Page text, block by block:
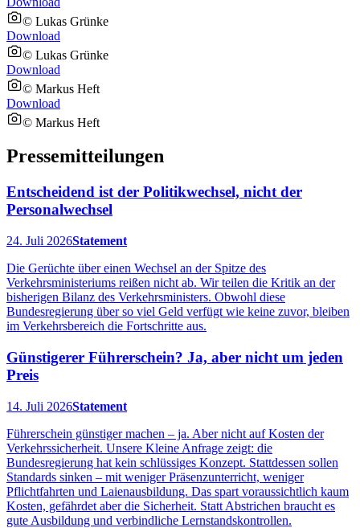
© Lukas Grünke
Download
© Lukas Grünke
Download
© Markus Heft
Download
© Markus Heft
Pressemitteilungen
Entscheidend ist der Politikwechsel, nicht der
Personalwechsel
24. Juli 2026Statement
Die Gerüchte über einen Wechsel an der Spitze des
Verkehrsministeriums reißen nicht ab. Wir teilen die Kritik an der
bisherigen Bilanz des Verkehrsministers. Obwohl diese
Bundesregierung über so viel Geld verfügt wie keine zuvor, bleiben
im Verkehrsbereich die Fortschritte aus.
Günstigerer Führerschein? Ja, aber nicht um jeden
Preis
14. Juli 2026Statement
Führerschein günstiger machen – ja. Aber nicht auf Kosten der
Verkehrssicherheit. Unsere Kleine Anfrage zeigt: die
Bundesregierung hat kein schlüssiges Konzept. Stattdessen sollen
Standards sinken – mit weniger Präsenzunterricht, weniger
Pflichtfahrten und Laienausbildung. Das spart voraussichtlich kaum
Kosten, gefährdet aber die Sicherheit. Statt Abstrichen braucht es
gute Ausbildung und verbindliche Lernstandskontrollen.